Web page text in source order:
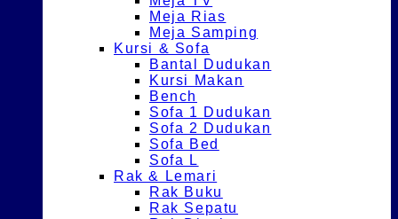
Meja Rias
Meja Samping
Kursi & Sofa
Bantal Dudukan
Kursi Makan
Bench
Sofa 1 Dudukan
Sofa 2 Dudukan
Sofa Bed
Sofa L
Rak & Lemari
Rak Buku
Rak Sepatu